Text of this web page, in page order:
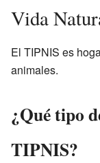
Vida
El TIPNIS es
animales.
¿Qué tipo
TIPNIS?